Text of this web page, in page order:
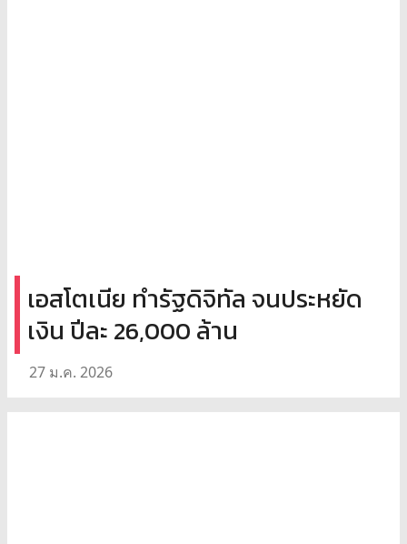
เอสโตเนีย ทำรัฐดิจิทัล จนประหยัด
เงิน ปีละ 26,000 ล้าน
27 ม.ค. 2026